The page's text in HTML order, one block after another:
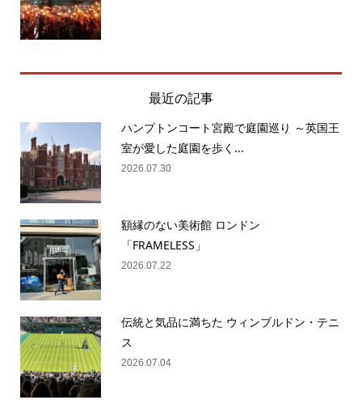
最近の記事
ハンプトンコート宮殿で庭園巡り ～英国王
室が愛した庭園を歩く...
2026.07.30
額縁のない美術館 ロンドン
「FRAMELESS」
2026.07.22
伝統と気品に満ちた ウィンブルドン・テニ
ス
2026.07.04